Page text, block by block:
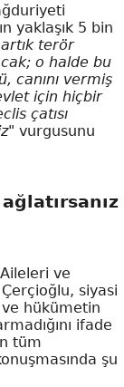
yaklaşık 5 bin
terör
o halde bu
canını vermiş
için hiçbir
çatısı
vurgusunu
ve
siyasi
hükümetin
ifade
tüm
şu